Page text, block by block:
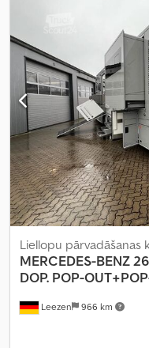
kondicionēšana, kvēpu
Leezen 966 km
Liellopu pārvadāšanas
MERCEDES-BENZ
DOP. POP-